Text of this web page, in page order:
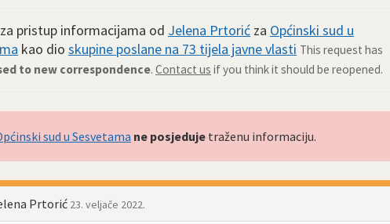
pristup informacijama od Jelena Prtorić za Općinski sud u
kao dio skupine poslane na 73 tijela javne vlasti This request has
to new correspondence. Contact us if you think it should be reopened.
sud u Sesvetama ne posjeduje traženu informaciju.
Prtorić 23. veljače 2022.